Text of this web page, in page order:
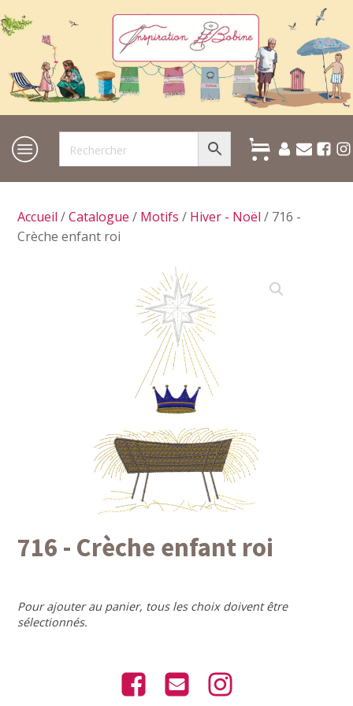
Accueil /Catalogue / Motifs / Hiver - Noël / 716 -
Crèche enfant roi
716 - Crèche enfant roi
Pour ajouter au panier, tous les choix doivent être
sélectionnés.